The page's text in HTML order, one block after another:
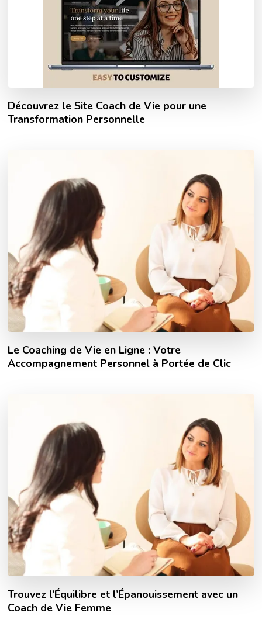
Découvrez le Site Coach de Vie pour une
Transformation Personnelle
Le Coaching de Vie en Ligne : Votre
Accompagnement Personnel à Portée de Clic
Trouvez l’Équilibre et l’Épanouissement avec un
Coach de Vie Femme